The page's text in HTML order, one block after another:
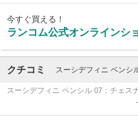
今すぐ買える！
ランコム公式オンラインシ
クチコミ スーシデフィニ ペンシ
スーシデフィニ ペンシル 07：チェス